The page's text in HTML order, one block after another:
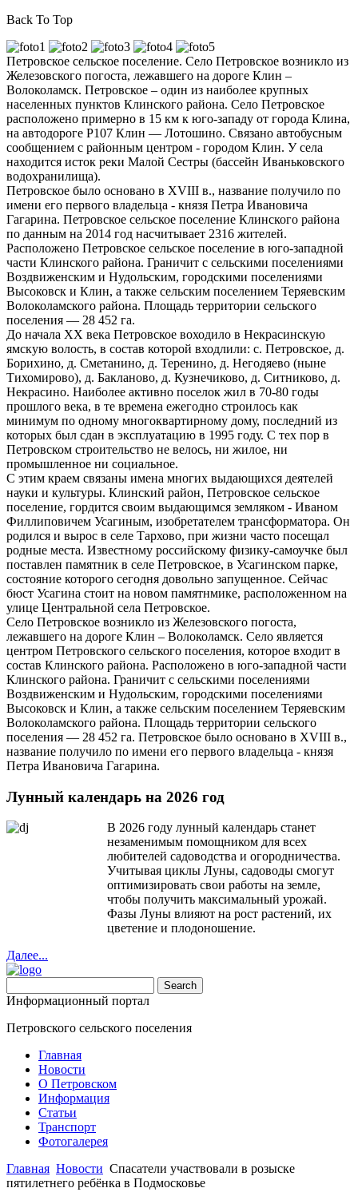
Back To Top
Петровское сельское поселение. Село Петровское возникло из
Железовского погоста, лежавшего на дороге Клин –
Волоколамск. Петровское – один из наиболее крупных
населенных пунктов Клинского района. Село Петровское
расположено примерно в 15 км к юго-западу от города Клина,
на автодороге Р107 Клин — Лотошино. Связано автобусным
сообщением с районным центром - городом Клин. У села
находится исток реки Малой Сестры (бассейн Иваньковского
водохранилища).
Петровское было основано в XVIII в., название получило по
имени его первого владельца - князя Петра Ивановича
Гагарина. Петровское сельское поселение Клинского района
по данным на 2014 год насчитывает 2316 жителей.
Расположено Петровское сельское поселение в юго-западной
части Клинского района. Граничит с сельскими поселениями
Воздвиженским и Нудольским, городскими поселениями
Высоковск и Клин, а также сельским поселением Теряевским
Волоколамского района. Площадь территории сельского
поселения — 28 452 га.
До начала ХХ века Петровское воходило в Некрасинскую
ямскую волость, в состав которой входлили: с. Петровское, д.
Борихино, д. Сметанино, д. Теренино, д. Негодяево (ныне
Тихомирово), д. Бакланово, д. Кузнечиково, д. Ситниково, д.
Некрасино. Наиболее активно поселок жил в 70-80 годы
прошлого века, в те времена ежегодно строилось как
минимум по одному многоквартирному дому, последний из
которых был сдан в эксплуатацию в 1995 году. С тех пор в
Петровском строительство не велось, ни жилое, ни
промышленное ни социальное.
С этим краем связаны имена многих выдающихся деятелей
науки и культуры. Клинский район, Петровское сельское
поселение, гордится своим выдающимся земляком - Иваном
Филлиповичем Усагиным, изобретателем трансформатора. Он
родился и вырос в селе Тархово, при жизни часто посещал
родные места. Известному российскому физику-самоучке был
поставлен памятник в селе Петровское, в Усагинском парке,
состояние которого сегодня довольно запущенное. Сейчас
бюст Усагина стоит на новом памятнмике, расположенном на
улице Центральной села Петровское.
Село Петровское возникло из Железовского погоста,
лежавшего на дороге Клин – Волоколамск. Село является
центром Петровского сельского поселения, которое входит в
состав Клинского района. Расположено в юго-западной части
Клинского района. Граничит с сельскими поселениями
Воздвиженским и Нудольским, городскими поселениями
Высоковск и Клин, а также сельским поселением Теряевским
Волоколамского района. Площадь территории сельского
поселения — 28 452 га. Петровское было основано в XVIII в.,
название получило по имени его первого владельца - князя
Петра Ивановича Гагарина.
Лунный календарь на 2026 год
В 2026 году лунный календарь станет
незаменимым помощником для всех
любителей садоводства и огородничества.
Учитывая циклы Луны, садоводы смогут
оптимизировать свои работы на земле,
чтобы получить максимальный урожай.
Фазы Луны влияют на рост растений, их
цветение и плодоношение.
Далее...
Информационный портал
Петровского сельского поселения
Главная
Новости
О Петровском
Информация
Статьи
Транспорт
Фотогалерея
Главная Новости Спасатели участвовали в розыске
пятилетнего ребёнка в Подмосковье